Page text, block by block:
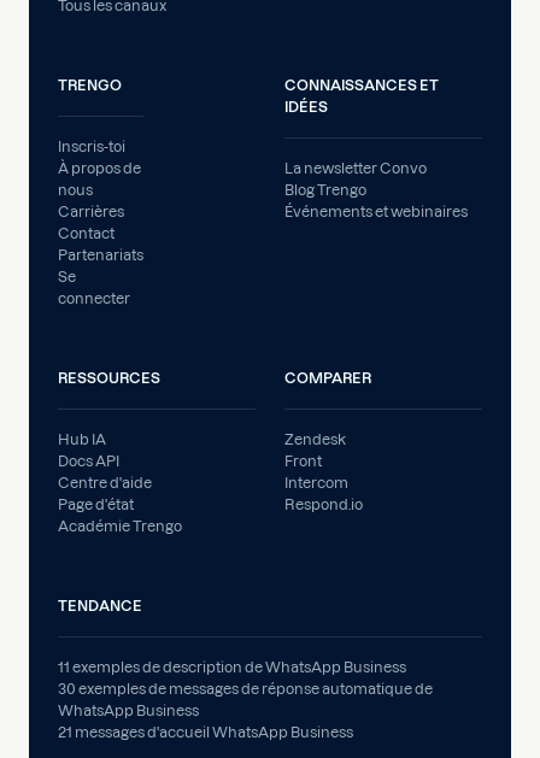
Tous les canaux
TRENGO
Inscris-toi
À propos de
nous
Carrières
Contact
Partenariats
Se
connecter
CONNAISSANCES ET
IDÉES
La newsletter Convo
Blog Trengo
Événements et webinaires
RESSOURCES
Hub IA
Docs API
Centre d'aide
Page d'état
Académie Trengo
COMPARER
Zendesk
Front
Intercom
Respond.io
TENDANCE
11 exemples de description de WhatsApp Business
30 exemples de messages de réponse automatique de
WhatsApp Business
21 messages d'accueil WhatsApp Business